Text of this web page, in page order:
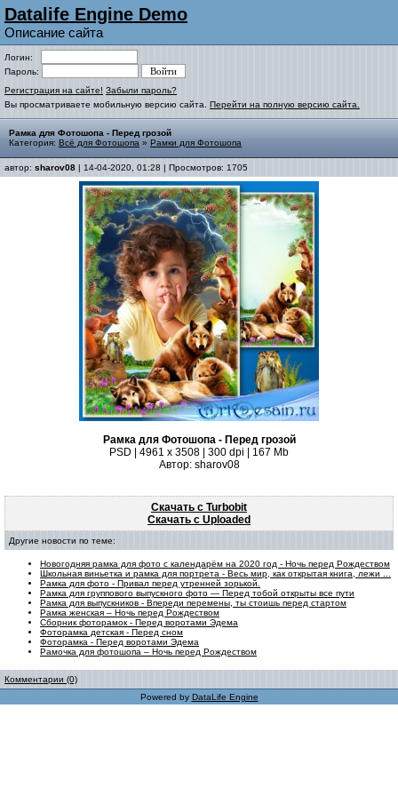
Datalife Engine Demo
Описание сайта
Логин:
Пароль:
Регистрация на сайте! Забыли пароль?
Вы просматриваете мобильную версию сайта. Перейти на полную версию сайта.
Рамка для Фотошопа - Перед грозой
Категория: Всё для Фотошопа » Рамки для Фотошопа
автор: sharov08 | 14-04-2020, 01:28 | Просмотров: 1705
Рамка для Фотошопа - Перед грозой
PSD | 4961 х 3508 | 300 dpi | 167 Mb
Автор: sharov08
Скачать с Turbobit
Скачать с Uploaded
Другие новости по теме:
Новогодняя рамка для фото с календарём на 2020 год - Ночь перед Рождеством
Школьная виньетка и рамка для портрета - Весь мир, как открытая книга, лежи ...
Рамка для фото - Привал перед утренней зорькой.
Рамка для группового выпускного фото — Перед тобой открыты все пути
Рамка для выпускников - Впереди перемены, ты стоишь перед стартом
Рамка женская – Ночь перед Рождеством
Сборник фоторамок - Перед воротами Эдема
Фоторамка детская - Перед сном
Фоторамка - Перед воротами Эдема
Рамочка для фотошопа – Ночь перед Рождеством
Комментарии (0)
Powered by DataLife Engine